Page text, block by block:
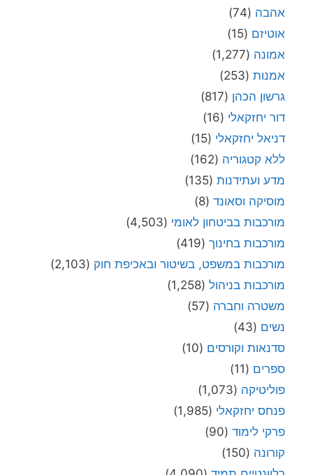
אהבה (74)
אוטיזם (15)
אמונה (1,277)
אמנות (253)
גרשון הכהן (817)
דור יחזקאלי (16)
דניאל יחזקאלי (15)
ללא קטגוריה (162)
מדע ועתידנות (135)
מוסיקה וסאונד (8)
מורכבות בביטחון לאומי (4,503)
מורכבות בחינוך (419)
מורכבות במשפט, בשיטור ובאכיפת חוק (2,103)
מורכבות בניהול (1,258)
משטרה וחברה (57)
נשים (43)
סדנאות וקורסים (10)
ספרים (11)
פוליטיקה (1,073)
פנחס יחזקאלי (1,985)
פרקי לימוד (90)
קורונה (150)